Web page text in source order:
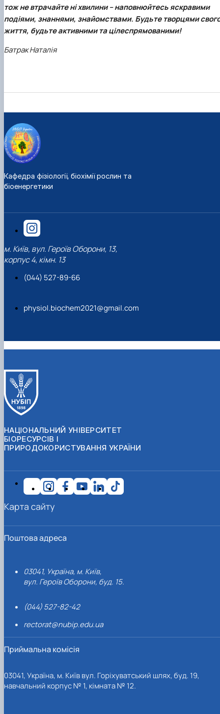
тож не втрачайте ні хвилини – наповнюйтесь яскравими
подіями, знаннями, знайомствами. Будьте творцями
життя, будьте активними та цілеспрямованими!
Батрак Наталія
Кафедра фізіології, біохімії рослин та
біоенергетики
м. Київ, вул. Героїв Оборони, 13,
корпус 4, кімн. 13
(044) 527-89-66
physiol.biochem2021@gmail.com
НАЦІОНАЛЬНИЙ УНІВЕРСИТЕТ
БІОРЕСУРСІВ І
ПРИРОДОКОРИСТУВАННЯ УКРАЇНИ
Поштова адреса
03041, Україна, м. Київ,
вул. Героїв Оборони, буд. 15.
(044) 527-82-42
rectorat@nubip.edu.ua
Приймальна комісія
03041, Україна, м. Київ вул. Горіхуватський шлях, буд. 19,
навчальний корпус № 1, кімната № 12.
Карта сайту